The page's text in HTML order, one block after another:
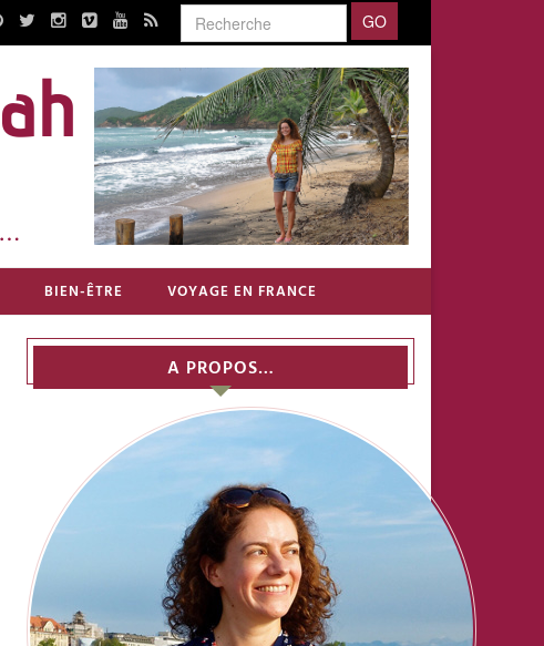
BIEN-ÊTRE VOYAGE EN FRANCE
A PROPOS…